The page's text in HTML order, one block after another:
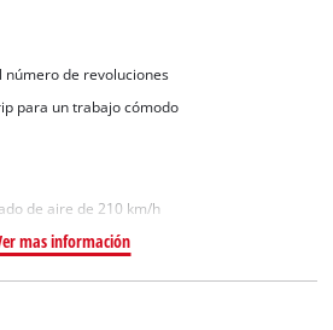
número de revoluciones
para un trabajo cómodo
de aire de 210 km/h
mas información